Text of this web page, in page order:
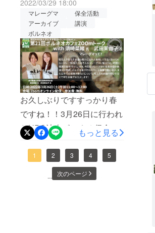
BSBCC Japanが通訳＆完全
ガイド・マレーグマの保護
活動を特別体験！エンリッ
チメント作成プログラム・
ツアー参加特典としてTシャ
ツ（フリーサイズ）をプレ
ゼント・バス送迎による現
地移動・ナイトウォークで
自然保護区内の熱帯雨林を
トレッキング・オランウー
タン、テングザル保護施設
の見学・オススメの現地レ
ストランで夕食サバ州の野
会社Wiseの一度に送れる限
度額が100万円だったため、
２回に分けて送金を行いま
した 227,000円分が１円＝
RM 0.03361451,000,000円
分が１円＝RM 0.0344175そ
のため【総額 RM 40,981】
となりました。皆様の支援
金によりマレーグマの暮ら
しがより良くなることや、
野生復帰ができるAh Lunの
ことを思うと私たちも嬉し
く思います。今後は、お金
まり気にしなくて良いから
早く送ってほしいとのこと
だったので、連休明けくら
いまでに送ることにしまし
た。皆様からのたくさんの
ご支援を納得のいく金額で
送ることはできないので、
非常に残念ですが、これば
かりは為替の変動が読め
ず、どうすることもできな
い状況です。ご了承くださ
い。送金が完了しました
ら、為替金額などの詳しい
2022/03/29 18:00
マレーグマ
保全活動
アーカイブ
講演
ボルネオ
お久しぶりですすっかり春
ですね！！3月26日に行われ
たNPO法人ボルネオ保全ト
ラストジャパン主催、第21
回ボルネオカフェZOOm
トークに参加していただい
もっと見る
1 2 3 4 5
... 次のページ